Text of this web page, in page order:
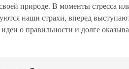
природе. В моменты стресса
наши страхи, вперед
о правильности и долге